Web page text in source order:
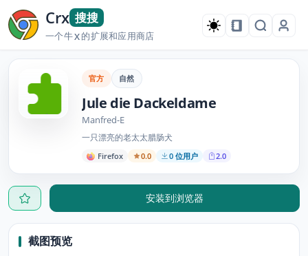
Crx 搜搜
一个牛X的扩展和应用商店
官方 自然
Jule die Dackeldame
Manfred-E
一只漂亮的老太太腊肠犬
Firefox 0.0 0 位用户 2.0
安装到浏览器
截图预览